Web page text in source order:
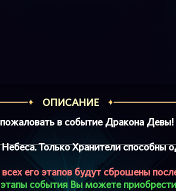
ОПИСАНИЕ
в событие Дракона Девы!
Только Хранители способны
его этапов будут сброшены
события Вы можете